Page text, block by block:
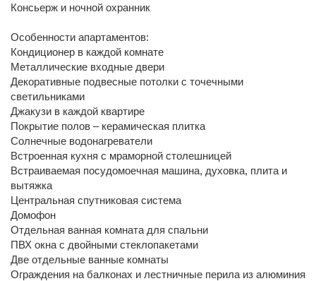
Консьерж и ночной охранник
Особенности апартаментов:
Кондиционер в каждой комнате
Металлические входные двери
Декоративные подвесные потолки с точечными
светильниками
Джакузи в каждой квартире
Покрытие полов – керамическая плитка
Солнечные водонагреватели
Встроенная кухня с мраморной столешницей
Встраиваемая посудомоечная машина, духовка, плита и
вытяжка
Центральная спутниковая система
Домофон
Отдельная ванная комната для спальни
ПВХ окна с двойными стеклопакетами
Две отдельные ванные комнаты
Ограждения на балконах и лестничные перила из алюминия